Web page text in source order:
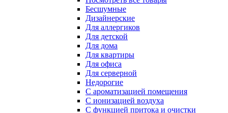
Бесшумные
Дизайнерские
Для аллергиков
Для детской
Для дома
Для квартиры
Для офиса
Для серверной
Недорогие
С ароматизацией помещения
С ионизацией воздуха
С функцией притока и очистки